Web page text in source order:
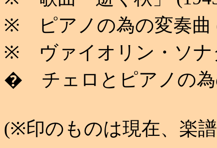
※ ピアノの為の変奏曲
※ ヴァイオリン・ソナ
� チェロとピアノの為
(※印のものは現在、楽